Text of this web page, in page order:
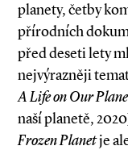
planety, četby
přírodních
před deseti lety
nejvýrazněji
A Life on Our
naší planetě,
Frozen Planetje